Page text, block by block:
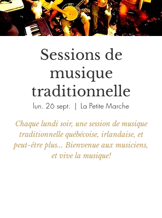
Sessions de
musique
traditionnelle
lun. 26 sept.
  |
La Petite Marche
Chaque lundi soir, une session de musique
traditionnelle québécoise, irlandaise, et
peut-être plus... Bienvenue aux musiciens,
et vive la musique!